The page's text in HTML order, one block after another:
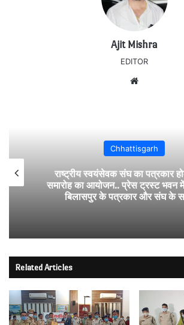
Ajit Mishra
EDITOR
Chhattisgarh
राष्ट्रीय स्वयंसेवक संघ का पत्रकार
समारोह का आयोजन.. प्रेस ट्रस्ट भवन
बिलासपुर के पत्रकार और संघ के
Related Articles